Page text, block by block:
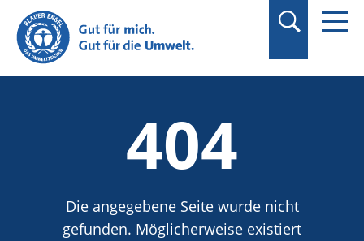
Suchbegriff in
Anführungszeichen
setzen.
404
Die angegebene Seite wurde nicht
gefunden. Möglicherweise existiert